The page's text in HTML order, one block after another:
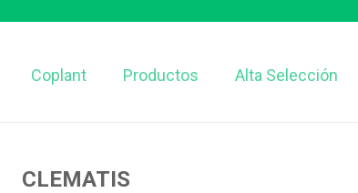
Coplant Productos Alta Selección
CLEMATIS